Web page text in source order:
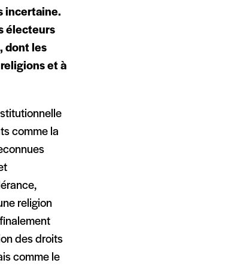
incertaine.
électeurs
dont les
et à
comme la
religion
des droits
comme le